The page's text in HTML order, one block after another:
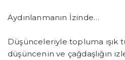
Aydınlanmanın İzinde…
Düşünceleriyle topluma ışık
düşüncenin ve çağdaşlığın